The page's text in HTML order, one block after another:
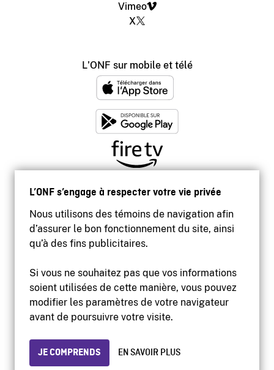
L’ONF s’engage à respecter votre vie privée
Nous utilisons des témoins de navigation afin
d’assurer le bon fonctionnement du site, ainsi
qu’à des fins publicitaires.
Si vous ne souhaitez pas que vos informations
soient utilisées de cette manière, vous pouvez
modifier les paramètres de votre navigateur
avant de poursuivre votre visite.
JE COMPRENDS EN SAVOIR PLUS
Vimeo
X
L'ONF sur mobile et télé
Accessibilité
Site institutionnel
Protection des renseignements personnels
© 2026 Office national du film du Canada